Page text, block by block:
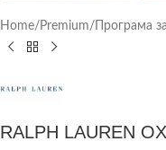
Home/ Premium/ Програма
RALPH LAUREN